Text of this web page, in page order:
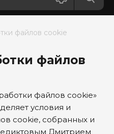
файлов cookie
файлов
файлов cookie»
условия и
cookie, собранных и
Дмитрием